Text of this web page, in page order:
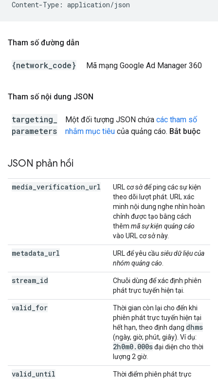
Tham số đường dẫn
{network code} Mã mạng Google Ad Manager 360
Tham số nội dung JSON
targeting
parameters
Một đối tượng JSON chứa các tham số
nhắm mục tiêu của quảng cáo. Bắt buộc
JSON phản hồi
media verification url
URL cơ sở để ping các sự kiện
theo dõi lượt phát. URL xác
minh nội dung nghe nhìn hoàn
chỉnh được tạo bằng cách
thêm mã sự kiện quảng cáo
vào URL cơ sở này.
metadata url URL để yêu cầu siêu dữ liệu của
nhóm quảng cáo
stream id
Chuỗi dùng để xác định phiên
phát trực tuyến hiện tại.
valid for
Thời gian còn lại cho đến khi
phiên phát trực tuyến hiện tại
hết hạn, theo định dạng dhms
(ngày, giờ, phút, giây). Ví dụ:
2h0m0. 000sđại diện cho thời
lượng 2 giờ.
valid until
Thời điểm phiên phát trực